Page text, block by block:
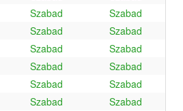
Szabad
Szabad
Szabad
Szabad
Szabad
Szabad
Szabad
Szabad
Szabad
Szabad
Szabad
Szabad